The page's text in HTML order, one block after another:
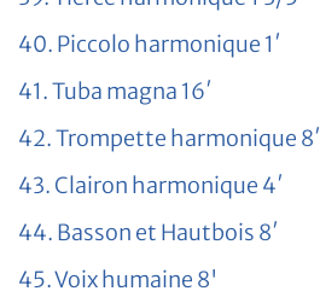
40. Piccolo harmonique 1′
41. Tuba magna 16′
42. Trompette harmonique 8′
43. Clairon harmonique 4′
44. Basson et Hautbois 8′
45. Voix humaine 8'